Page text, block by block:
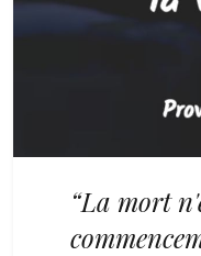
“La mort